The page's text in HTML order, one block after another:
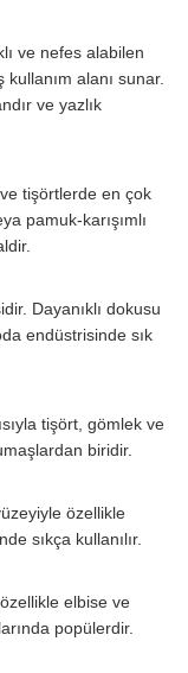
ve nefes alabilen
alanı sunar.
ve yazlık
tişörtlerde en çok
pamuk-karışımlı
Dayanıklı dokusu
endüstrisinde sık
tişört, gömlek ve
biridir.
özellikle
sıkça kullanılır.
elbise ve
popülerdir.